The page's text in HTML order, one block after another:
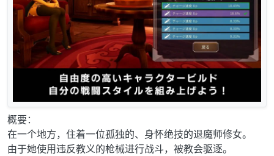
概要：
在一个地方，住着一位孤独的、身怀绝技的退魔师修女。
由于她使用违反教义的枪械进行战斗，被教会驱逐。